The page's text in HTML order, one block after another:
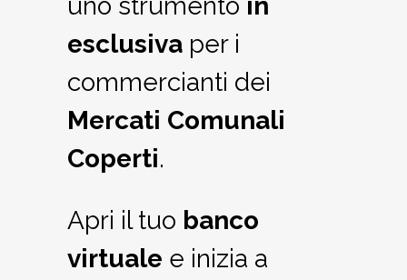
esclusiva per i
commercianti dei
Mercati Comunali
Coperti.
Apri il tuo banco
virtuale e inizia a